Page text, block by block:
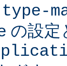
type-
の設